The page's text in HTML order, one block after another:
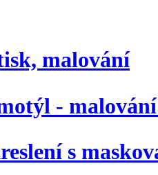
malování
-
s